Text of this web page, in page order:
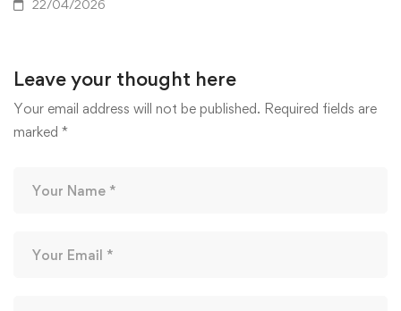
22/04/2026
Leave your thought here
Your email address will not be published. Required fields are
marked *